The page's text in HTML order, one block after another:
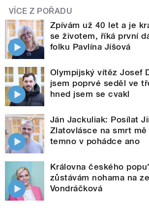
VÍCE Z POŘADU
Zpívám už 40 let a je
se životem, říká první
folku Pavlína Jíšová
Olympijský vítěz Josef
jsem poprvé seděl ve
hned jsem se cvakl
Ján Jackuliak: Posílat
Zlatovlásce na smrt
temno v pohádce ano
Královna českého
zůstávám nohama na
Vondráčková